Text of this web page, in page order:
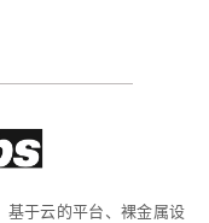
于云的平台、裸金属设